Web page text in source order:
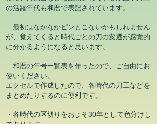
の活躍年代も和暦で表記されています。
最初はなかなかピンとこないかもしれません
が、覚えてくると時代ごとの刀の変遷が感覚的
に分かるようになると思います。
和暦の年号一覧表を作ったので、ご自由にお
使いください。
エクセルで作成したので、各時代の刀工などを
まとめたりするのに便利です。
・各時代の区切りをおよそ30年として色分けし
てあります。